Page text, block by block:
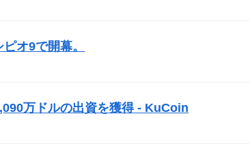
オ9で開幕。
万ドルの出資を獲得 - KuCoin